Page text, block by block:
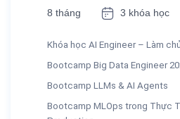
8 tháng 3 khóa học
Khóa học AI Engineer – Làm
Bootcamp Big Data Engineer
Bootcamp LLMs & AI Agents
Bootcamp MLOps trong Thực